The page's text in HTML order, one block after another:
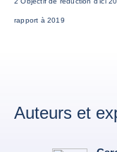
rapport à 2019
Auteurs et